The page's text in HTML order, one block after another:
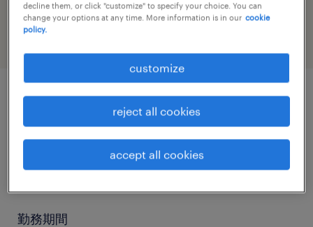
sales
勤務期間
decline them, or click "customize" to specify your choice. You can
change your options at any time. More information is in our cookie
policy.
customize
reject all cookies
accept all cookies